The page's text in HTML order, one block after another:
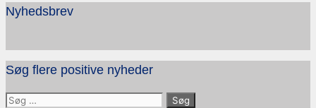
Nyhedsbrev
Søg flere positive nyheder
Søg